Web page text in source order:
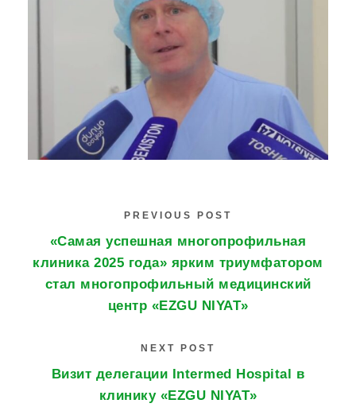
PREVIOUS POST
«Самая успешная многопрофильная
клиника 2025 года» ярким триумфатором
стал многопрофильный медицинский
центр «EZGU NIYAT»
NEXT POST
Визит делегации Intermed Hospital в
клинику «EZGU NIYAT»